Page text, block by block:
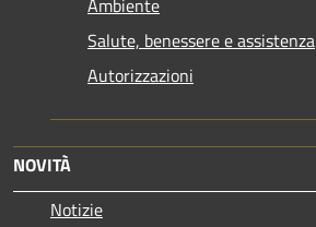
Ambiente
Salute, benessere e assistenza
Autorizzazioni
NOVITÀ
Notizie